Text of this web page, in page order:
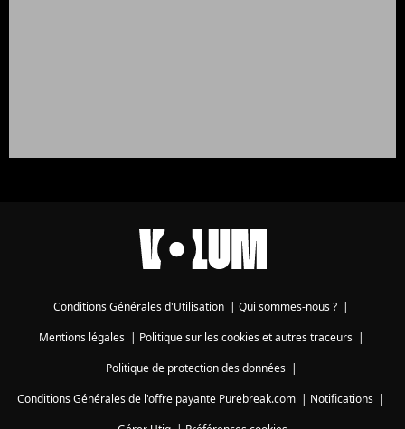
Conditions Générales d'Utilisation Qui sommes-nous ?
Mentions légales| Politique sur les cookies et autres traceurs|
Politique de protection des données|
Conditions Générales de l'offre payante Purebreak.com
Notifications